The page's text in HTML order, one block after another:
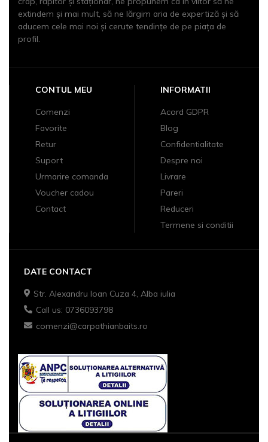
extindem şi mai mult, să ne lărgim aria de expertiză şi să
aducem cele mai noi şi cerute tendinţe de pe piaţa de
profil.
CONTUL MEU
Comenzi
Favorite
Retur
Suport
Urmarire comanda
Voucher cadou
Contact
INFORMATII
Acord GDPR
Blog
Confidentialitate
Despre noi
Livrare
Pareri
Reduceri
Termene si conditii
DATE CONTACT
Str. Alexandru Ioan Cuza 4, Alba iulia
Call us: 0736093798
comenzi@carpathianbaits.ro